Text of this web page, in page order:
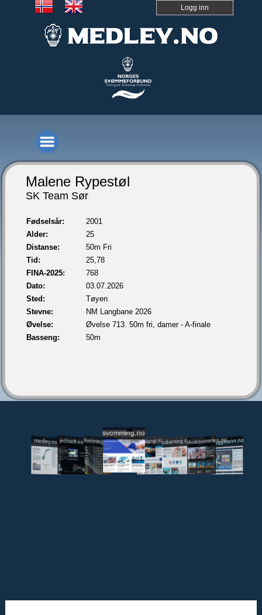
Logg inn
Malene Rypestøl
SK Team Sør
Fødselsår:
2001
Alder:
25
Distanse:
50m Fri
Tid:
25,78
FINA-2025:
768
Dato:
03.07.2026
Sted:
Tøyen
Stevne:
NM Langbane 2026
Øvelse:
Øvelse 713. 50m fri, damer - A-finale
Basseng:
50m
medley.no jechsoft.nolivetiming.medley.no
svomming.no
svomlangt.noutdanning.svomming.no
skolesvommen.notryggivann.no